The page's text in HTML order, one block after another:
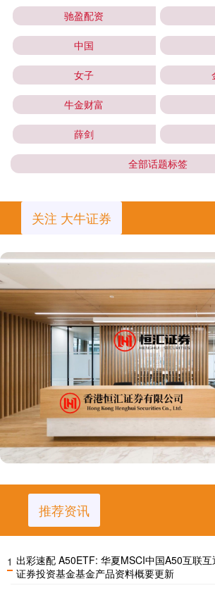
驰盈配资
中国
女子
牛金财富
薛剑
全部话题标签
关注 大牛证券
推荐资讯
1 出彩速配 A50ETF: 华夏MSCI中国A50互联
证券投资基金基金产品资料概要更新